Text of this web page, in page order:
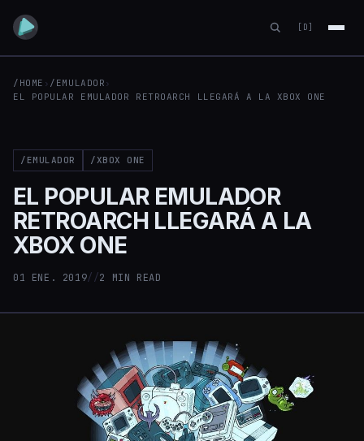
[D]
/HOME › /EMULADOR ›
EL POPULAR EMULADOR RETROARCH LLEGARÁ A LA XBOX ONE
/EMULADOR /XBOX ONE
EL POPULAR EMULADOR
RETROARCH LLEGARÁ A LA
XBOX ONE
01 ENE. 2019//2 MIN READ